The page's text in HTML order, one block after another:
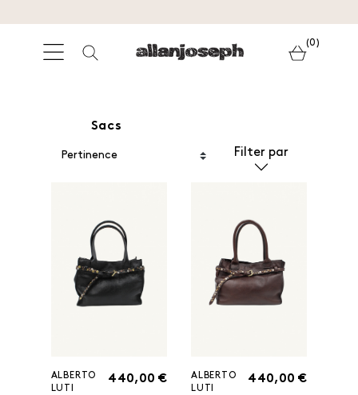
(0)
Sacs
Filter par
ALBERTO
LUTI
440,00 €
ALBERTO
LUTI
440,00 €